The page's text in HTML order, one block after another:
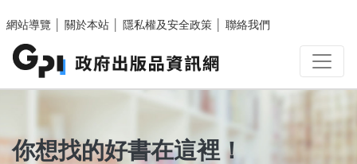
網站導覽
關於本站 隱私權及安全政策 聯絡我們
你想找的好書在這裡！